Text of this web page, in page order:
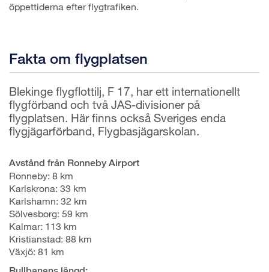
öppettiderna efter flygtrafiken.
Fakta om flygplatsen
Blekinge flygflottilj, F 17, har ett internationellt
flygförband och två JAS-divisioner på
flygplatsen. Här finns också Sveriges enda
flygjägarförband, Flygbasjägarskolan.
Avstånd från Ronneby Airport
Ronneby: 8 km
Karlskrona: 33 km
Karlshamn: 32 km
Sölvesborg: 59 km
Kalmar: 113 km
Kristianstad: 88 km
Växjö: 81 km